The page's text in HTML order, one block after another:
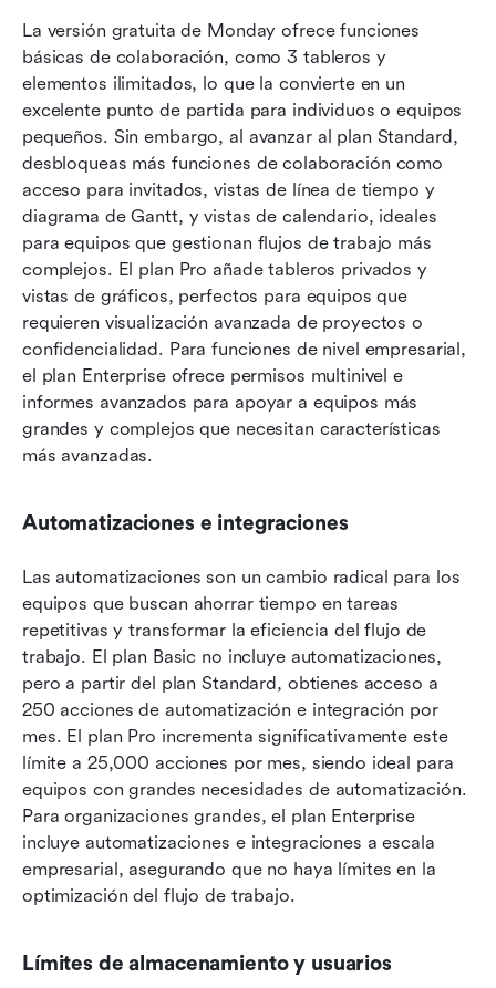
La versión gratuita de Monday ofrece funciones
básicas de colaboración, como 3 tableros y
elementos ilimitados, lo que la convierte en un
excelente punto de partida para individuos o equipos
pequeños. Sin embargo, al avanzar al plan Standard,
desbloqueas más funciones de colaboración como
acceso para invitados, vistas de línea de tiempo y
diagrama de Gantt, y vistas de calendario, ideales
para equipos que gestionan flujos de trabajo más
complejos. El plan Pro añade tableros privados y
vistas de gráficos, perfectos para equipos que
requieren visualización avanzada de proyectos o
confidencialidad. Para funciones de nivel empresarial,
el plan Enterprise ofrece permisos multinivel e
informes avanzados para apoyar a equipos más
grandes y complejos que necesitan características
más avanzadas.
Automatizaciones e integraciones
Las automatizaciones son un cambio radical para los
equipos que buscan ahorrar tiempo en tareas
repetitivas y transformar la eficiencia del flujo de
trabajo. El plan Basic no incluye automatizaciones,
pero a partir del plan Standard, obtienes acceso a
250 acciones de automatización e integración por
mes. El plan Pro incrementa significativamente este
límite a 25,000 acciones por mes, siendo ideal para
equipos con grandes necesidades de automatización.
Para organizaciones grandes, el plan Enterprise
incluye automatizaciones e integraciones a escala
empresarial, asegurando que no haya límites en la
optimización del flujo de trabajo.
Límites de almacenamiento y usuarios